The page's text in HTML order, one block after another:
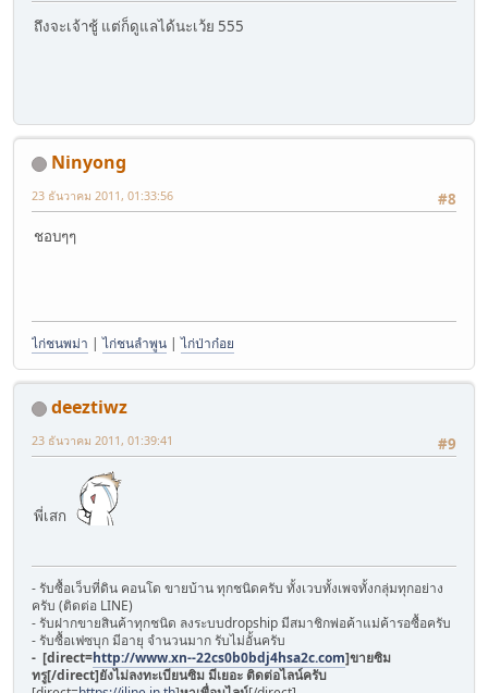
ถึงจะเจ้าชู้ แต่ก็ดูแลได้นะเว้ย 555
Ninyong
#8
23 ธันวาคม 2011, 01:33:56
ชอบๆๆ
ไก่ชนพม่า |ไก่ชนลำพูน |ไก่ป่าก๋อย
deeztiwz
#9
23 ธันวาคม 2011, 01:39:41
พี่เสก
- รับซื้อเว็บที่ดิน คอนโด ขายบ้าน ทุกชนิดครับ ทั้งเวบทั้งเพจทั้งกลุ่มทุกอย่าง
ครับ (ติดต่อ LINE)
- รับฝากขายสินค้าทุกชนิด ลงระบบdropship มีสมาชิกพ่อค้าแม่ค้ารอซื้อครับ
- รับซื้อเฟซบุก มีอายุ จำนวนมาก รับไม่อั้นครับ
- [direct=http://www.xn--22cs0b0bdj4hsa2c.com]ขายซิม
ทรู[/direct]ยังไม่ลงทะเบียนซิม มีเยอะ ติดต่อไลน์ครับ